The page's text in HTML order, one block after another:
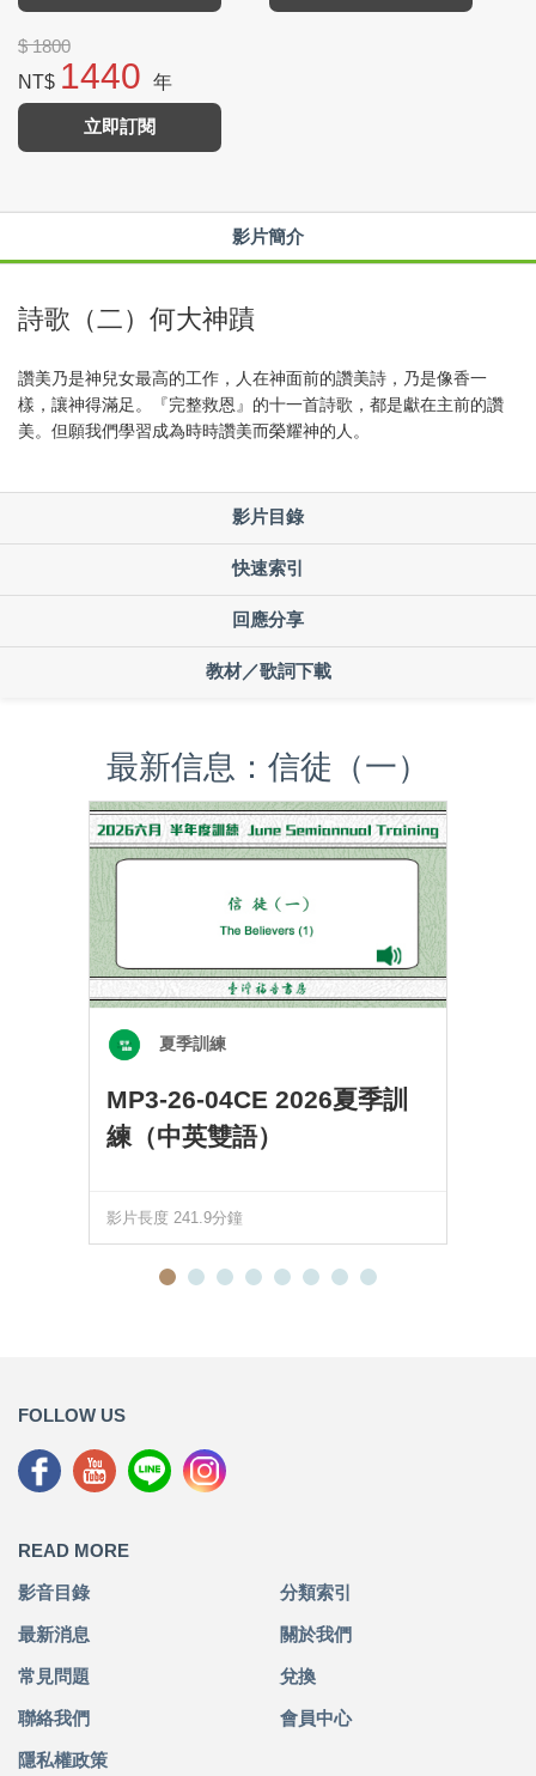
$ 1800
NT$ 1440 年
立即訂閱
影片簡介
詩歌（二）何大神蹟
讚美乃是神兒女最高的工作，人在神面前的讚美詩，乃是像香一
樣，讓神得滿足。『完整救恩』的十一首詩歌，都是獻在主前的讚
美。但願我們學習成為時時讚美而榮耀神的人。
影片目錄
快速索引
回應分享
教材／歌詞下載
最新信息：信徒（一）
夏季訓練
MP3-26-04CE 2026夏季訓
練（中英雙語）
影片長度 241.9分鐘
FOLLOW US
READ MORE
影音目錄 分類索引
最新消息 關於我們
常見問題 兌換
聯絡我們 會員中心
隱私權政策